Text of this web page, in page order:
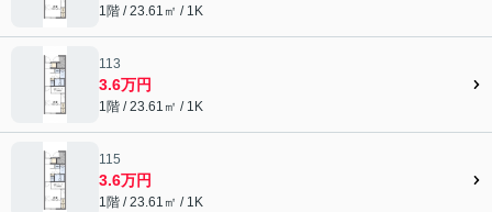
1階 / 23.61㎡ / 1K
113
3.6万円
1階 / 23.61㎡ / 1K
115
3.6万円
1階 / 23.61㎡ / 1K